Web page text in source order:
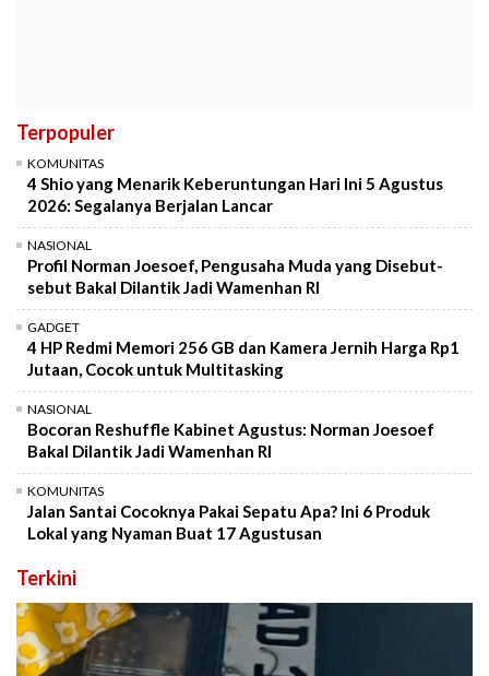
Terpopuler
KOMUNITAS
4 Shio yang Menarik Keberuntungan Hari Ini 5 Agustus
2026: Segalanya Berjalan Lancar
NASIONAL
Profil Norman Joesoef, Pengusaha Muda yang Disebut-
sebut Bakal Dilantik Jadi Wamenhan RI
GADGET
4 HP Redmi Memori 256 GB dan Kamera Jernih Harga Rp1
Jutaan, Cocok untuk Multitasking
NASIONAL
Bocoran Reshuffle Kabinet Agustus: Norman Joesoef
Bakal Dilantik Jadi Wamenhan RI
KOMUNITAS
Jalan Santai Cocoknya Pakai Sepatu Apa? Ini 6 Produk
Lokal yang Nyaman Buat 17 Agustusan
Terkini